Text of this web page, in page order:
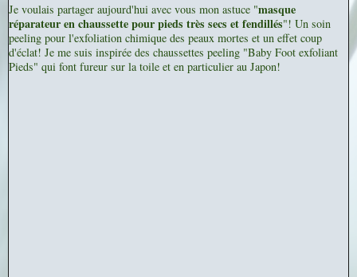
Je voulais partager aujourd'hui avec vous mon astuce "masque
réparateur en chaussette pour pieds très secs et fendillés"! Un soin
peeling pour l'exfoliation chimique des peaux mortes et un effet coup
d'éclat! Je me suis inspirée des chaussettes peeling "Baby Foot exfoliant
Pieds" qui font fureur sur la toile et en particulier au Japon!